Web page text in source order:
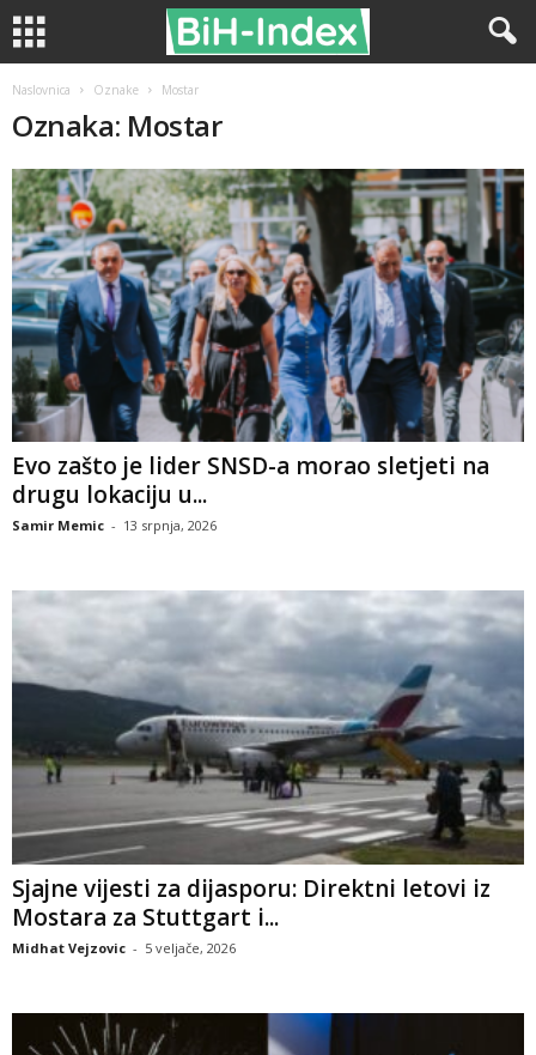
Naslovnica Oznake Mostar
Oznaka: Mostar
Evo zašto je lider SNSD-a morao sletjeti na
drugu lokaciju u...
Samir Memic - 13 srpnja, 2026
Sjajne vijesti za dijasporu: Direktni letovi iz
Mostara za Stuttgart i...
Midhat Vejzovic - 5 veljače, 2026